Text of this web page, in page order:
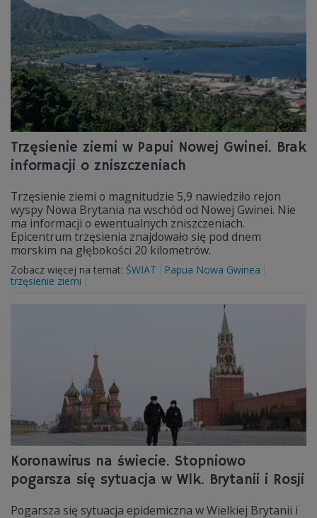
Trzęsienie ziemi w Papui Nowej Gwinei. Brak
informacji o zniszczeniach
Trzęsienie ziemi o magnitudzie 5,9 nawiedziło rejon
wyspy Nowa Brytania na wschód od Nowej Gwinei. Nie
ma informacji o ewentualnych zniszczeniach.
Epicentrum trzęsienia znajdowało się pod dnem
morskim na głębokości 20 kilometrów.
Zobacz więcej na temat: ŚWIAT
Papua Nowa Gwinea
trzęsienie ziemi
Koronawirus na świecie. Stopniowo
pogarsza się sytuacja w Wlk. Brytanii i Rosji
Pogarsza się sytuacja epidemiczna w Wielkiej Brytanii i